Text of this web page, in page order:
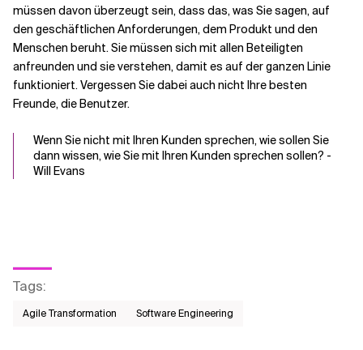
müssen davon überzeugt sein, dass das, was Sie sagen, auf
den geschäftlichen Anforderungen, dem Produkt und den
Menschen beruht. Sie müssen sich mit allen Beteiligten
anfreunden und sie verstehen, damit es auf der ganzen Linie
funktioniert. Vergessen Sie dabei auch nicht Ihre besten
Freunde, die Benutzer.
Wenn Sie nicht mit Ihren Kunden sprechen, wie sollen Sie
dann wissen, wie Sie mit Ihren Kunden sprechen sollen? -
Will Evans
Tags:
Agile Transformation Software Engineering